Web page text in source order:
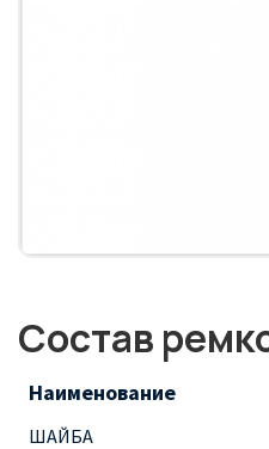
Состав
Наименование
ШАЙБА